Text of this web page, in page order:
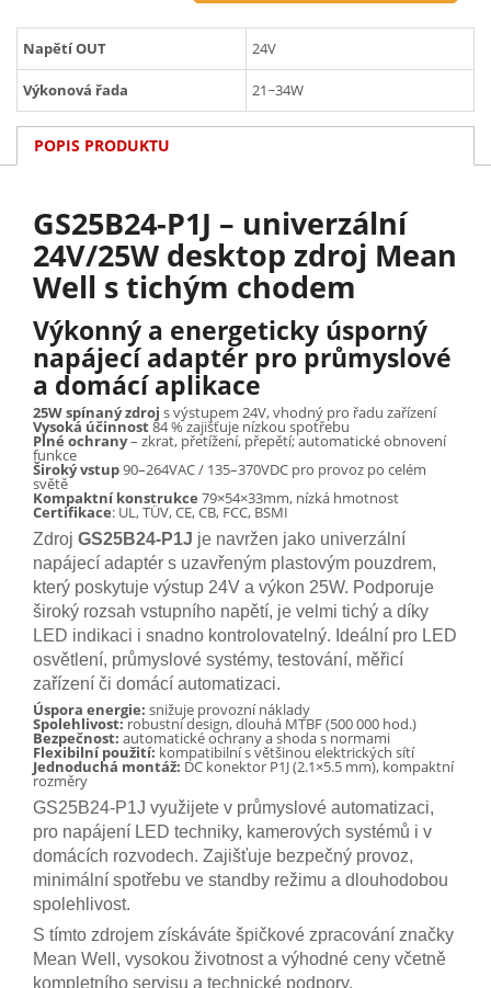
Napětí OUT 24V
Výkonová řada 21~34W
POPIS PRODUKTU
GS25B24-P1J – univerzální
24V/25W desktop zdroj Mean
Well s tichým chodem
Výkonný a energeticky úsporný
napájecí adaptér pro průmyslové
a domácí aplikace
25W spínaný zdroj s výstupem 24V, vhodný pro řadu zařízení
Vysoká účinnost84 % zajišťuje nízkou spotřebu
Plné ochrany– zkrat, přetížení, přepětí; automatické obnovení
funkce
Široký vstup90–264VAC / 135–370VDC pro provoz po celém
světě
Kompaktní konstrukce 79×54×33mm, nízká hmotnost
Certifikace: UL, TÜV, CE, CB, FCC, BSMI
Zdroj GS25B24-P1J je navržen jako univerzální
napájecí adaptér s uzavřeným plastovým pouzdrem,
který poskytuje výstup 24V a výkon 25W. Podporuje
široký rozsah vstupního napětí, je velmi tichý a díky
LED indikaci i snadno kontrolovatelný. Ideální pro LED
osvětlení, průmyslové systémy, testování, měřicí
zařízení či domácí automatizaci.
Úspora energie: snižuje provozní náklady
Spolehlivost:robustní design, dlouhá MTBF (500 000 hod.)
Bezpečnost: automatické ochrany a shoda s normami
Flexibilní použití: kompatibilní s většinou elektrických sítí
Jednoduchá montáž: DC konektor P1J (2.1×5.5 mm), kompaktní
rozměry
GS25B24-P1J využijete v průmyslové automatizaci,
pro napájení LED techniky, kamerových systémů i v
domácích rozvodech. Zajišťuje bezpečný provoz,
minimální spotřebu ve standby režimu a dlouhodobou
spolehlivost.
S tímto zdrojem získáváte špičkové zpracování značky
Mean Well, vysokou životnost a výhodné ceny včetně
kompletního servisu a technické podpory.